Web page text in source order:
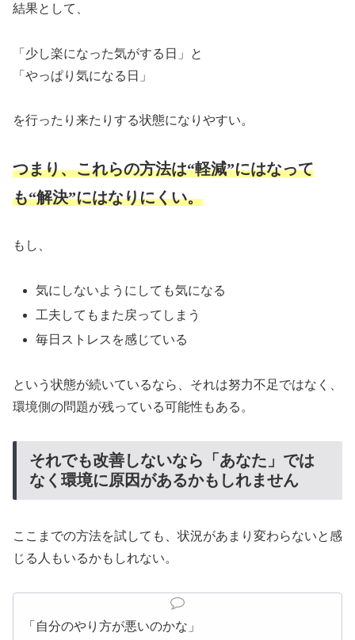
結果として、
「少し楽になった気がする日」と
「やっぱり気になる日」
を行ったり来たりする状態になりやすい。
つまり、これらの方法は“軽減”にはなって
も“解決”にはなりにくい。
もし、
気にしないようにしても気になる
工夫してもまた戻ってしまう
毎日ストレスを感じている
という状態が続いているなら、それは努力不足ではなく、
環境側の問題が残っている可能性もある。
それでも改善しないなら「あなた」では
なく環境に原因があるかもしれません
ここまでの方法を試しても、状況があまり変わらないと感
じる人もいるかもしれない。
「自分のやり方が悪いのかな」